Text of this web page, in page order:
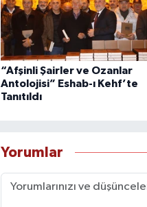
“Afşinli Şairler ve Ozanlar
Antolojisi” Eshab-ı Kehf’te
Tanıtıldı
Yorumlar